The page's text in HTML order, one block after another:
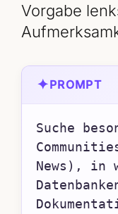
Vorgabe
✦PROMPT
Suche
News), in